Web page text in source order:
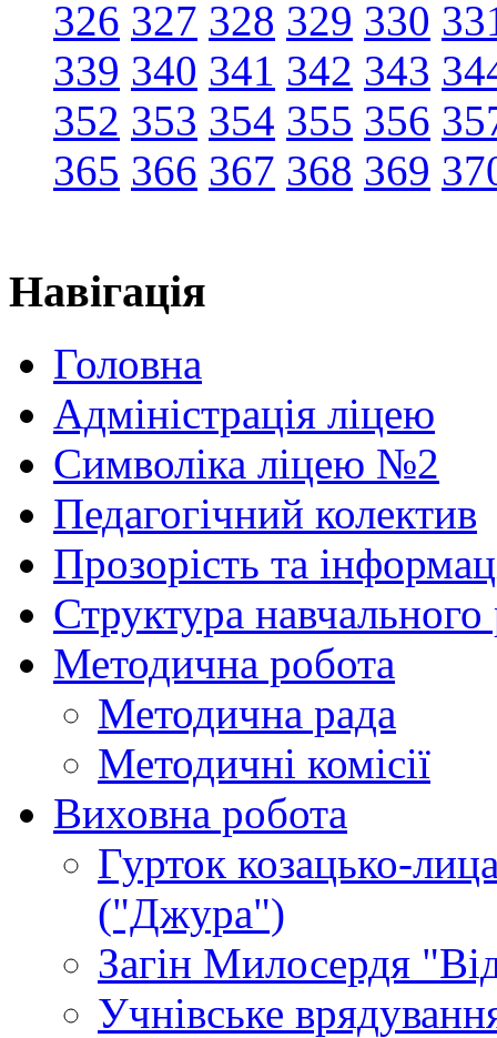
326 327 328 329 330
339 340 341 342 343
352 353 354 355 356
365 366 367 368 369
Навігація
Головна
Адміністрація ліцею
Символіка ліцею №2
Педагогічний колектив
Прозорість та
Структура навчального
Методична робота
Методична рада
Методичні комісії
Виховна робота
Гурток козацько-
("Джура")
Загін Милосердя
Учнівське